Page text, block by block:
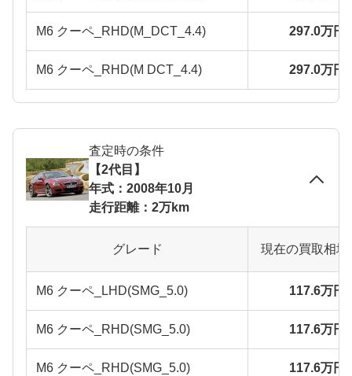
M6 クーペ_RHD(M_DCT_4.4) 297.0万円
M6 クーペ_RHD(M DCT_4.4) 297.0万円
査定時の条件
【2代目】
年式：2008年10月
走行距離：2万km
グレード 現在の買取相
M6 クーペ_LHD(SMG_5.0) 117.6万円
M6 クーペ_RHD(SMG_5.0) 117.6万円
M6 クーペ_RHD(SMG_5.0) 117.6万円